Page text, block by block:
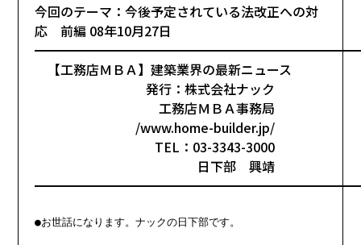
今回のテーマ：今後予定されている法改正への対
応 前編 08年10月27日
【工務店ＭＢＡ】建築業界の最新ニュース
発行：株式会社ナック
工務店ＭＢＡ事務局
/www.home-builder.jp/
TEL：03-3343-3000
日下部 興靖
●お世話になります。ナックの日下部です。